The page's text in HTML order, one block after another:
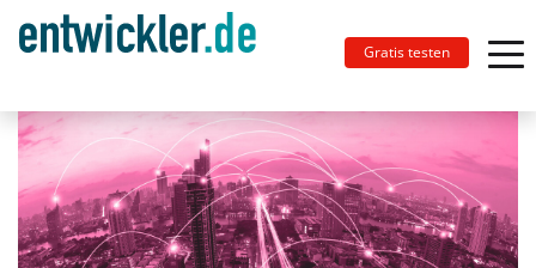
Gratis testen